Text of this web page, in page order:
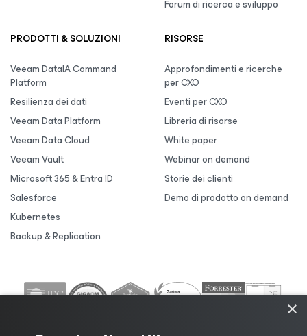
Forum di ricerca e sviluppo
PRODOTTI & SOLUZIONI
Veeam DataIA Command
Platform
Resilienza dei dati
Veeam Data Platform
Veeam Data Cloud
Veeam Vault
Microsoft 365 & Entra ID
Salesforce
Kubernetes
Backup & Replication
RISORSE
Approfondimenti e ricerche
per CXO
Eventi per CXO
Libreria di risorse
White paper
Webinar on demand
Storie dei clienti
Demo di prodotto on demand
×